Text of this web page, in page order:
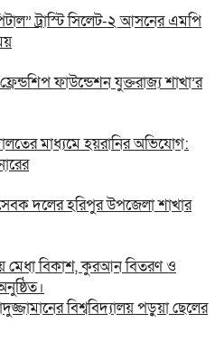
ট্রাস্টি সিলেট-২ আসনের এমপি
ফাউন্ডেশন যুক্তরাজ্য শাখা’র
মাধ্যমে হয়রানির অভিযোগ:
দলের হরিপুর উপজেলা শাখার
মেধা বিকাশ, কুরআন বিতরণ ও
বিশ্ববিদ্যালয় পড়ুয়া ছেলের